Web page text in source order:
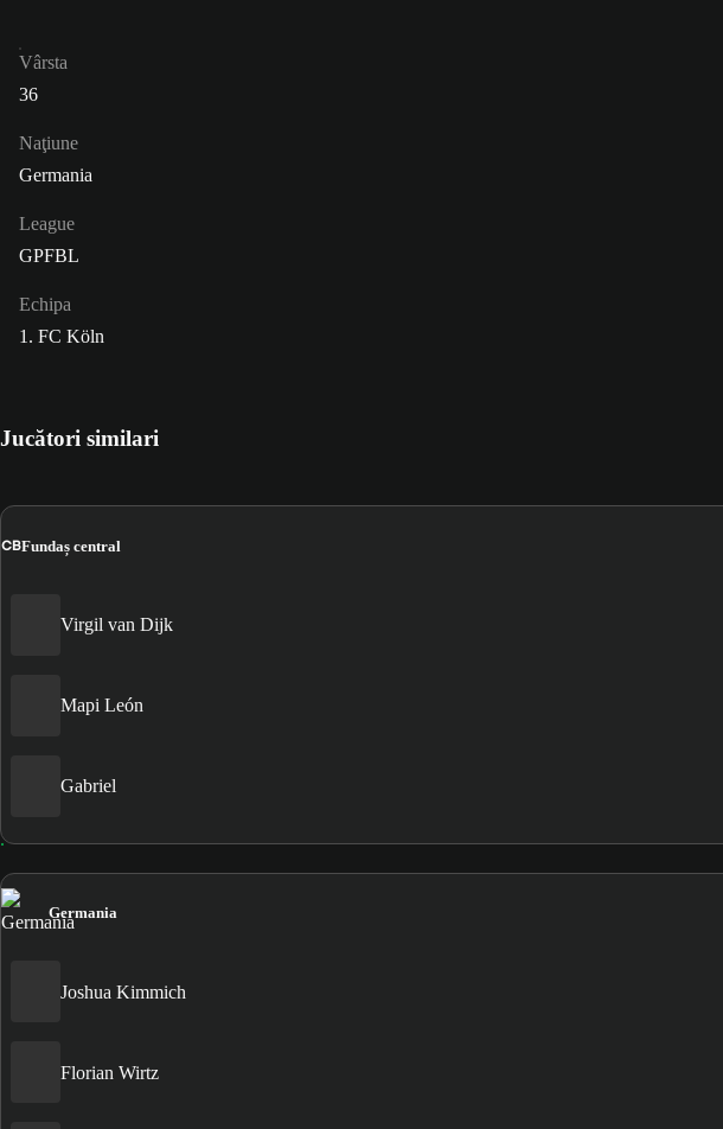
Vârsta
36
Naţiune
Germania
League
GPFBL
Echipa
1. FC Köln
Jucători similari
CBFundaș central
Virgil van Dijk
Mapi León
Gabriel
Germania
Joshua Kimmich
Florian Wirtz